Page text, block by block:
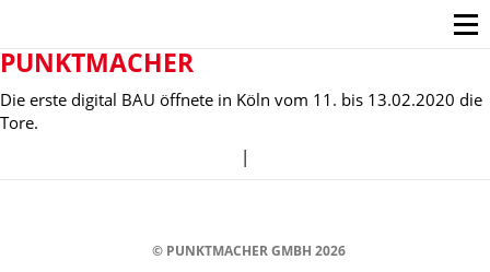
PUNKTMACHER
Die erste digital BAU öffnete in Köln vom 11. bis 13.02.2020 die
Tore.
|
© PUNKTMACHER GMBH 2026